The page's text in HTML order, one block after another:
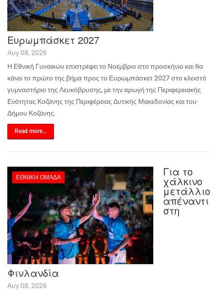
Ευρωμπάσκετ 2027
Αυγ 08, 2026
Η Εθνική Γυναικών επιστρέφει το Νοέμβριο στο προσκήνιο και θα
κάνει το πρώτο της βήμα προς το Ευρωμπάσκετ 2027 στο κλειστό
γυμναστήριο της Λευκόβρυσης, με την αρωγή της Περιφερειακής
Ενότητας Κοζάνης της Περιφέρειας Δυτικής Μακεδονίας και του
Δήμου Κοζάνης.
Read more...
ΕΘΝΙΚΉ ΟΜΆΔΑ Για το
χάλκινο
μετάλλιο
απέναντι
στη
Φινλανδία
Αυγ 08, 2026